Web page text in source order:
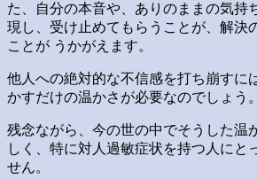
た、自分の本音や、ありのままの気持
現し、受け止めてもらうことが、解決
ことが うかがえます。
他人への絶対的な不信感を打ち崩すに
かすだけの温かさが必要なのでしょう。
残念ながら、今の世の中でそうした温
しく、特に対人過敏症状を持つ人にと
せん。